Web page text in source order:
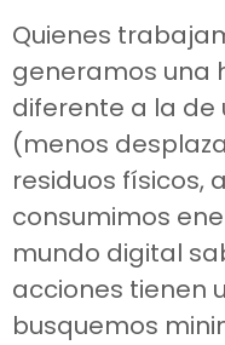
Quienes
generamos una
diferente a la de
(menos
residuos físicos,
consumimos
mundo digital
acciones tienen
busquemos